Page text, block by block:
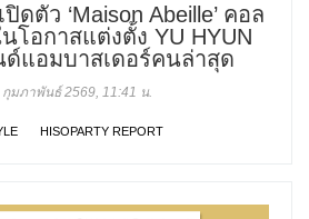
ดตัว ‘Maison Abeille’ คอล
โอกาสแต่งตั้ง YU HYUN
แอมบาสเดอร์คนล่าสุด
กุมภาพันธ์ 2569, 11:41 น.
HISOPARTY REPORT